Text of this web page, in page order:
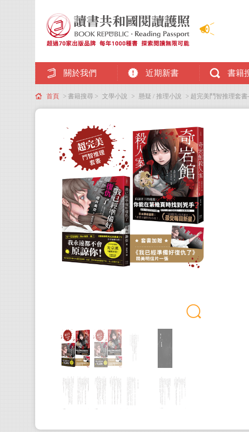
關於我們 近期新書 書籍
首頁 > 書籍搜尋 > 文學小說 > 懸疑 / 推理小說 > 超完美鬥智推理套